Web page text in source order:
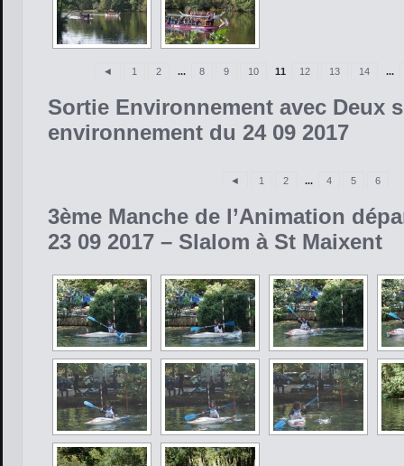
◄ 1 2 ... 8 9 10 11 12 13 14 ...
Sortie Environnement avec Deux
environnement du 24 09 2017
◄ 1 2 ... 4 5 6
3ème Manche de l’Animation
23 09 2017 – Slalom à St Maixent